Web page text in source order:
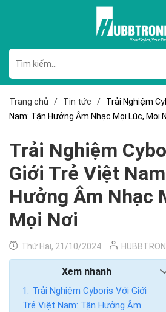
Trang chủ / Tin tức /
Trải Nghiệm
Nam: Tận Hưởng Âm Nhạc Mọi Lúc, Mọi
Trải Nghiệm
Giới Trẻ Việt
Hưởng Âm Nhạc
Mọi Nơi
Thứ Hai, 21/10/2024
Xem nhanh
Trải Nghiệm Cyboris Với Giới
Trẻ Việt Nam: Tận Hưởng Âm